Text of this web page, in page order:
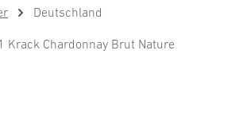
Deutschland